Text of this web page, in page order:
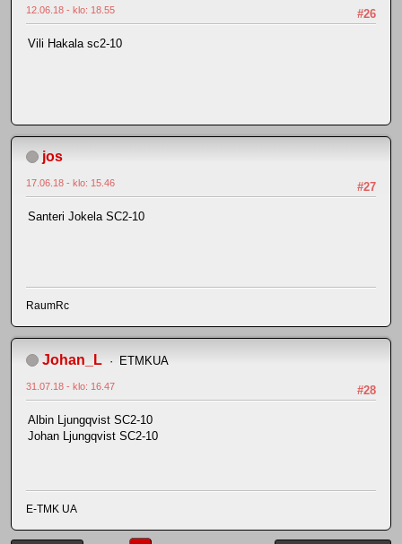
#26
12.06.18 - klo: 18.55
Vili Hakala sc2-10
jos
#27
17.06.18 - klo: 15.46
Santeri Jokela SC2-10
RaumRc
Johan_L ETMKUA
#28
31.07.18 - klo: 16.47
Albin Ljungqvist SC2-10
Johan Ljungqvist SC2-10
E-TMK UA